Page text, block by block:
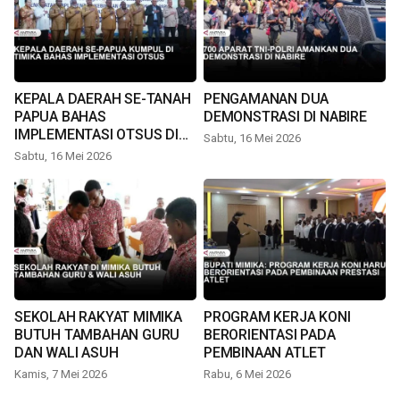
KEPALA DAERAH SE-TANAH
PAPUA BAHAS
IMPLEMENTASI OTSUS DI
TIMIKA
Sabtu, 16 Mei 2026
PENGAMANAN DUA
DEMONSTRASI DI NABIRE
Sabtu, 16 Mei 2026
SEKOLAH RAKYAT MIMIKA
BUTUH TAMBAHAN GURU
DAN WALI ASUH
Kamis, 7 Mei 2026
PROGRAM KERJA KONI
BERORIENTASI PADA
PEMBINAAN ATLET
Rabu, 6 Mei 2026